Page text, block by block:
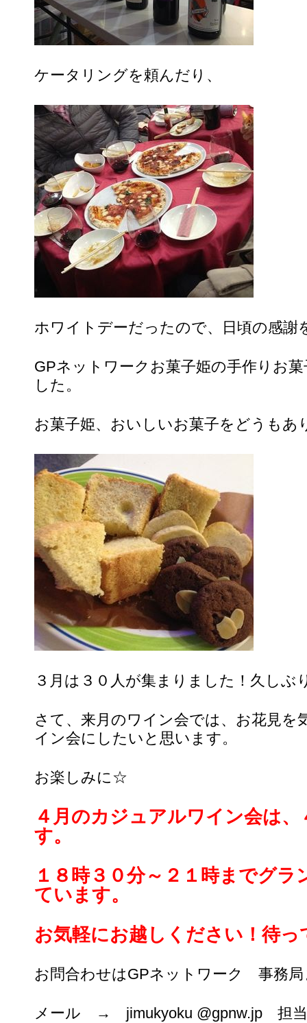
ケータリングを頼んだり、
ホワイトデーだったので、日頃の感謝
GPネットワークお菓子姫の手作りお
した。
お菓子姫、おいしいお菓子をどうもあ
３月は３０人が集まりました！久しぶ
さて、来月のワイン会では、お花見を
イン会にしたいと思います。
お楽しみに☆
４月のカジュアルワイン会は
す。
１８時３０分～２１時までグ
ています。
お気軽にお越しください！待っ
お問合わせはGPネットワーク 事務局
メール → jimukyoku @gpnw.jp 担